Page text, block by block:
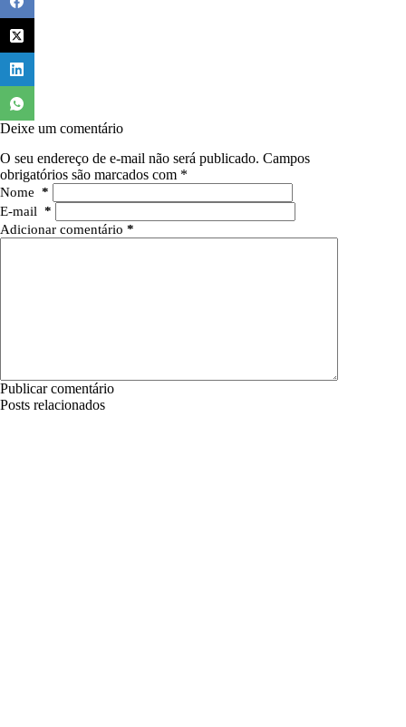
Deixe um comentário
O seu endereço de e-mail não será publicado. Campos
obrigatórios são marcados com *
Nome *
E-mail *
Adicionar comentário *
Publicar comentário
Posts relacionados